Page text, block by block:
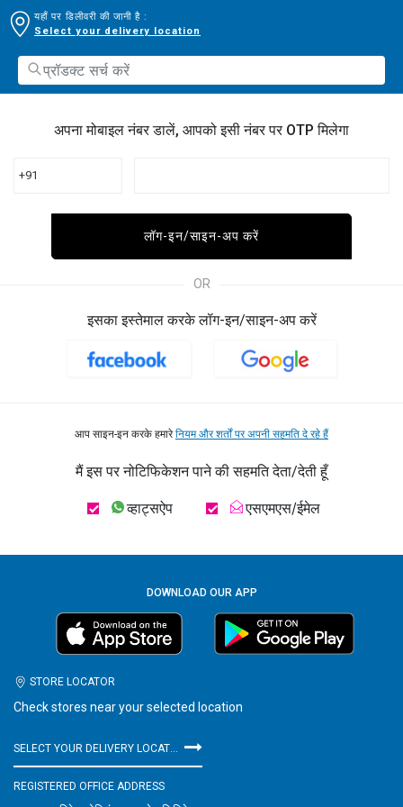
यहाँ पर डिलीवरी की जानी है :
Select your delivery location
अपना मोबाइल नंबर डालें, आपको इसी नंबर पर OTP मिलेगा
+91
लॉग-इन/साइन-अप करें
OR
इसका इस्तेमाल करके लॉग-इन/साइन-अप करें
आप साइन-इन करके हमारेनियम और शर्तों पर अपनी सहमति दे रहे हैं
मैं इस पर नोटिफिकेशन पाने की सहमति देता/देती हूँ
व्हाट्सऐप एसएमएस/ईमेल
DOWNLOAD OUR APP
STORE LOCATOR
Check stores near your selected location
SELECT YOUR DELIVERY LOCATION
REGISTERED OFFICE ADDRESS